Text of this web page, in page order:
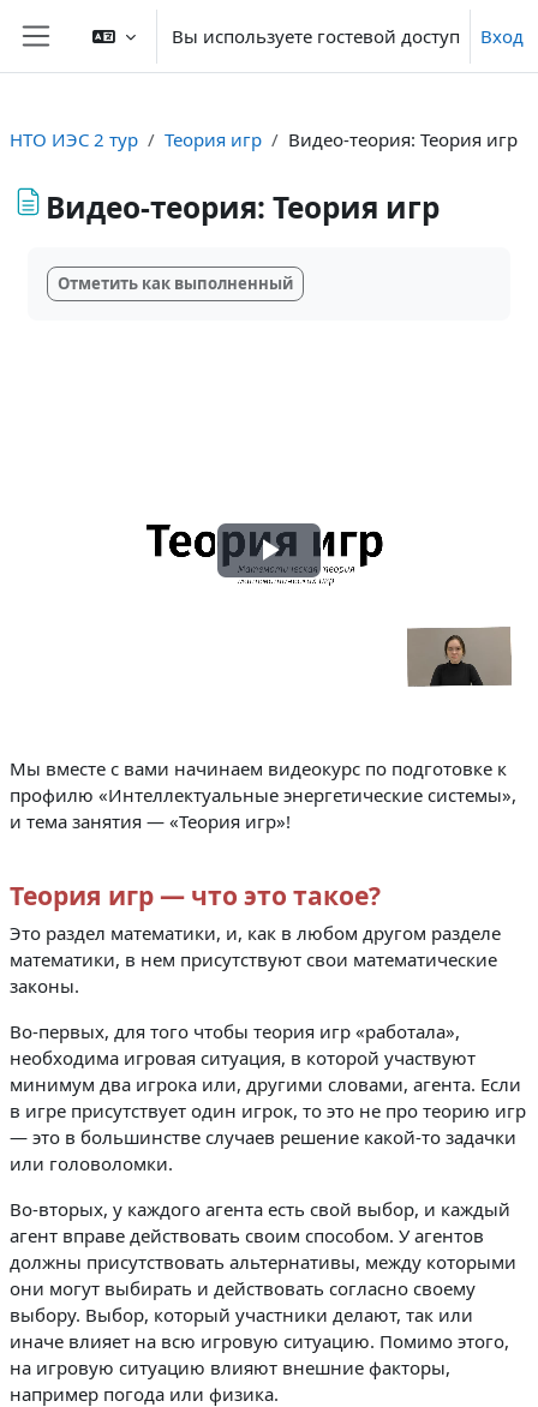
Перейти к основному содержанию
Боковая панель
Вы используете гостевой доступ Вход
НТО ИЭС 2 тур Теория игр Видео-теория: Теория игр
Видео-теория: Теория игр
Отметить как выполненный
Воспроизвести
Мы вместе с вами начинаем видеокурс по подготовке к
профилю «Интеллектуальные энергетические системы»,
и тема занятия — «Теория игр»!
Теория игр — что это такое?
Это раздел математики, и, как в любом другом разделе
математики, в нем присутствуют свои математические
законы.
Во-первых, для того чтобы теория игр «работала»,
необходима игровая ситуация, в которой участвуют
минимум два игрока или, другими словами, агента. Если
в игре присутствует один игрок, то это не про теорию игр
— это в большинстве случаев решение какой-то задачки
или головоломки.
Во-вторых, у каждого агента есть свой выбор, и каждый
агент вправе действовать своим способом. У агентов
должны присутствовать альтернативы, между которыми
они могут выбирать и действовать согласно своему
выбору. Выбор, который участники делают, так или
иначе влияет на всю игровую ситуацию. Помимо этого,
на игровую ситуацию влияют внешние факторы,
например погода или физика.